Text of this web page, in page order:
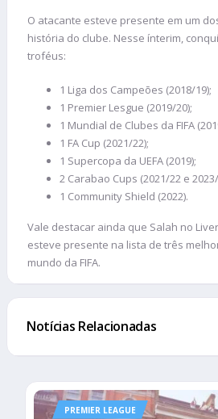
O atacante esteve presente em um
história do clube. Nesse ínterim,
troféus:
1 Liga dos Campeões (2018/19);
1 Premier Lesgue (2019/20);
1 Mundial de Clubes da FIFA
1 FA Cup (2021/22);
1 Supercopa da UEFA (2019);
2 Carabao Cups (2021/22 e
1 Community Shield (2022).
Vale destacar ainda que Salah no
esteve presente na lista de três
mundo da FIFA.
Notícias Relacionadas
PREMIER LEAGUE